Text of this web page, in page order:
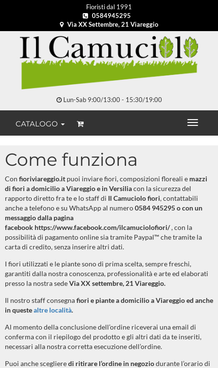
Fioristi dal 1991
0584945295
Via XX Settembre, 21 Viareggio
Lun-Sab 9:00/13:00 - 15:30/19:00
CATALOGO
Come funziona
Con fioriviareggio.it puoi inviare fiori, composizioni floreali e mazzi
di fiori a domicilio a Viareggio e in Versiliacon la sicurezza del
rapporto diretto fra te e lo staff di Il Camuciolo fiori, contattabili
anche a telefono e su WhatsApp al numero0584 945295 o con un
messaggio dalla pagina
facebook https://www.facebook.com/ilcamuciolofiori/, con la
possibilità di pagamento online sia tramite Paypal™ che tramite la
carta di credito, senza inserire altri dati.
I fiori utilizzati e le piante sono di prima scelta, sempre freschi,
garantiti dalla nostra conoscenza, professionalità e arte ed elaborati
presso la nostra sedeVia XX settembre, 21 Viareggio.
Il nostro staff consegnafiori e piante a domicilio a Viareggioed anche
in questealtre località.
Al momento della conclusione dell’ordine riceverai una email di
conferma con il riepilogo del prodotto e gli altri dati da te inseriti,
necessari alla nostra corretta esecuzione dell’ordine.
Puoi anche sceglieredi ritirare l’ordine in negoziodurante l’orario di